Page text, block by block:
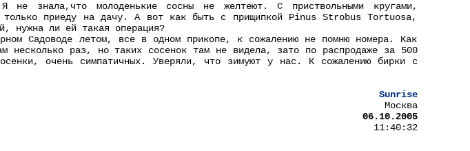
знала,что молоденькие сосны не желтеют. С приствольными кругами,
только приеду на дачу. А вот как быть с прищипкой Pinus Strobus Tortuosa,
нужна ли ей такая операция?
Садоводе летом, все в одном прикопе, к сожалению не помню номера. Как
несколько раз, но таких сосенок там не видела, зато по распродаже за 500
очень симпатичных. Уверяли, что зимуют у нас. К сожалению бирки с
Sunrise
Москва
06.10.2005
11:40:32